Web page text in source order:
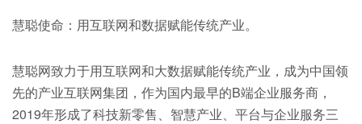
慧聪使命：用互联网和数据赋能传统产业。
慧聪网致力于用互联网和大数据赋能传统产业，成为中国领
先的产业互联网集团，作为国内最早的B端企业服务商，
2019年形成了科技新零售、智慧产业、平台与企业服务三